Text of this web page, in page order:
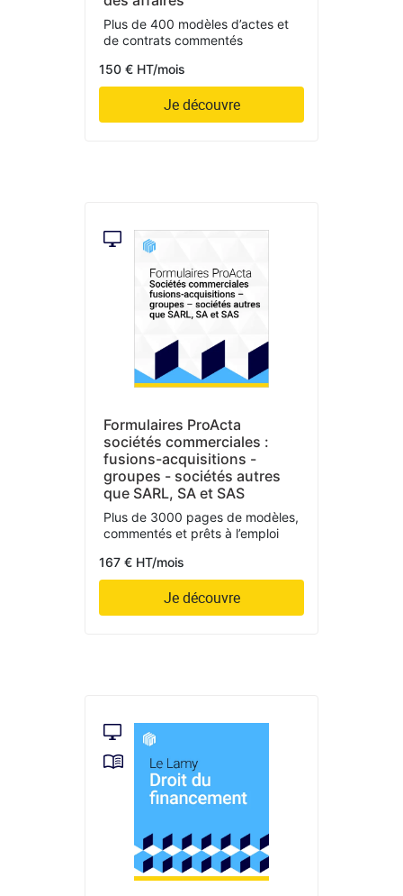
Plus de 400 modèles d’actes et
de contrats commentés
150 € HT/mois
Je découvre
Formulaires ProActa
sociétés commerciales :
fusions-acquisitions -
groupes - sociétés autres
que SARL, SA et SAS
Plus de 3000 pages de modèles,
commentés et prêts à l’emploi
167 € HT/mois
Je découvre